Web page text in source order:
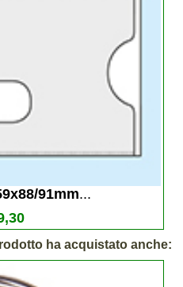
91mm...
ha acquistato anche: